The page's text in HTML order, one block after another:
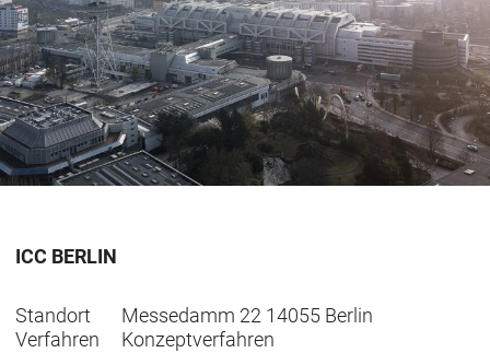
ICC BERLIN
Standort
Messedamm 22 14055 Berlin
Verfahren
Konzeptverfahren